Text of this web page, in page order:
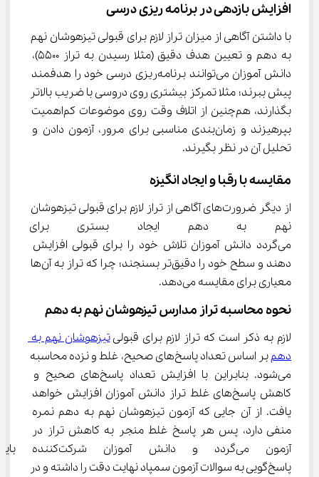
افزایش بازدهی در برنامه ریزی درسی
با داشتن آگاهی از میزان تراز لازم برای قبولی تیزهوشان نهم
به دهم و تعیین هدف دقیق (مثلا رسیدن به تراز 5500)،
دانش آموزان می‌توانند برنامه‌ریزی درسی خود را هدفمند
پیش‌ ببرند؛ مثلا تمرکز بیشتری روی دروسی با ضریب بالاتر
بگذارند، هم‌چنین از اتلاف وقت روی موضوعات کم‌اهمیت
بپرهیزند و زمان‌بندی مناسبی برای مرور، آزمون دادن و
تحلیل آن در نظر بگیرند.
مقایسه با رقبا و ایجاد انگیزه
از دیگر ضرورت‌های آگاهی از تراز لازم برای قبولی تیزهوشان
نهم به دهم ایجاد بستری برای
می‌گردد دانش آموزان تلاش خود را برای قبولی افزایش
دهند و سطح خود را دقیق‌تر بسنجند؛ چرا که تراز به آن‌ها
معیاری برای مقایسه می‌دهد.
نحوه محاسبه تراز مدارس تیزهوشان نهم به دهم
لازم به ذکر است که تراز لازم برای قبولی تیزهوشان نهم به
دهم
بر اساس تعداد پاسخ‌های صحیح، غلط و نزده محاسبه
می‌شود. بنابراین با افزایش تعداد پاسخ‌های صحیح و
کاهش پاسخ‌های غلط تراز دانش آموزان افزایش خواهد
یافت. از آن جایی که آزمون تیزهوشان نهم به دهم نمره
منفی دارد، پس هر پاسخ غلط منجر به کاهش تراز در
آزمون می‌گردد و دانش آموزان
پاسخ‌گویی به سوالات آزمون سمپاد نهایت دقت را داشته و در